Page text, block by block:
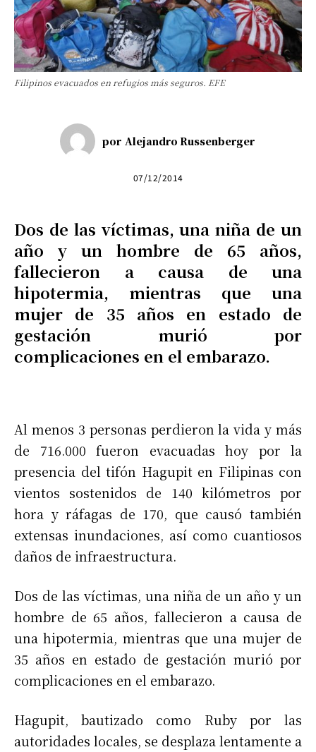
Filipinos evacuados en refugios más seguros. EFE
por Alejandro Russenberger
07/12/2014
Dos de las víctimas, una niña de un
año y un hombre de 65 años,
fallecieron a causa de una
hipotermia, mientras que una
mujer de 35 años en estado de
gestación murió por
complicaciones en el embarazo.
Al menos 3 personas perdieron la vida y más
de 716.000 fueron evacuadas hoy por la
presencia del tifón Hagupit en Filipinas con
vientos sostenidos de 140 kilómetros por
hora y ráfagas de 170, que causó también
extensas inundaciones, así como cuantiosos
daños de infraestructura.
Dos de las víctimas, una niña de un año y un
hombre de 65 años, fallecieron a causa de
una hipotermia, mientras que una mujer de
35 años en estado de gestación murió por
complicaciones en el embarazo.
Hagupit, bautizado como Ruby por las
autoridades locales, se desplaza lentamente a